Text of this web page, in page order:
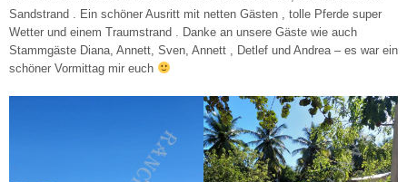
Sandstrand . Ein schöner Ausritt mit netten Gästen , tolle Pferde super
Wetter und einem Traumstrand . Danke an unsere Gäste wie auch
Stammgäste Diana, Annett, Sven, Annett , Detlef und Andrea – es war ein
schöner Vormittag mir euch